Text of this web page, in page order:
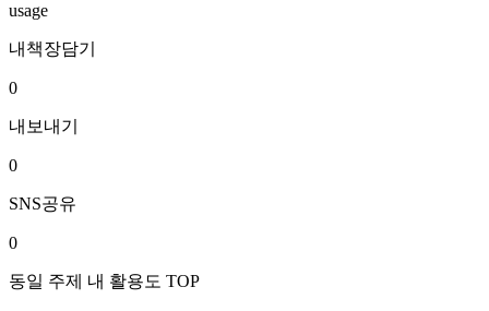
usage
내책장담기
0
내보내기
0
SNS공유
0
동일 주제 내 활용도 TOP